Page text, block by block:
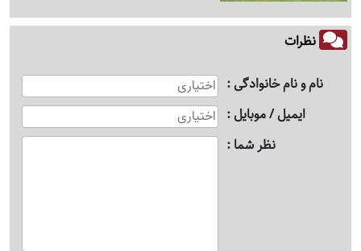
نظرات
نام و نام خانوادگی
ایمیل / موبایل
نظر شما